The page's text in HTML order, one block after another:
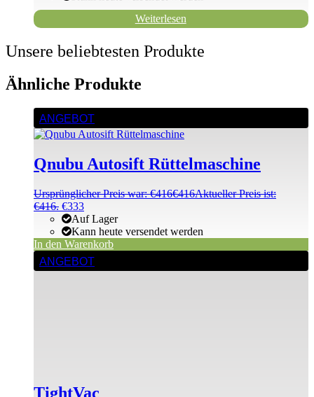
Weiterlesen
Unsere beliebtesten Produkte
Ähnliche Produkte
ANGEBOT
Qnubu Autosift Rüttelmaschine
Ursprünglicher Preis war: €416€416Aktueller Preis ist:
€416. €333
Auf Lager
Kann heute versendet werden
In den Warenkorb
ANGEBOT
TightVac